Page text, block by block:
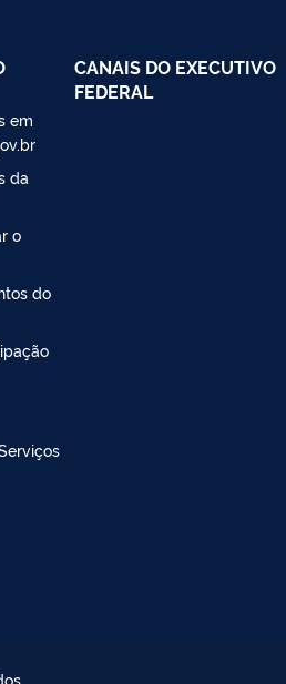
em
da
o
do
CANAIS DO EXECUTIVO
FEDERAL